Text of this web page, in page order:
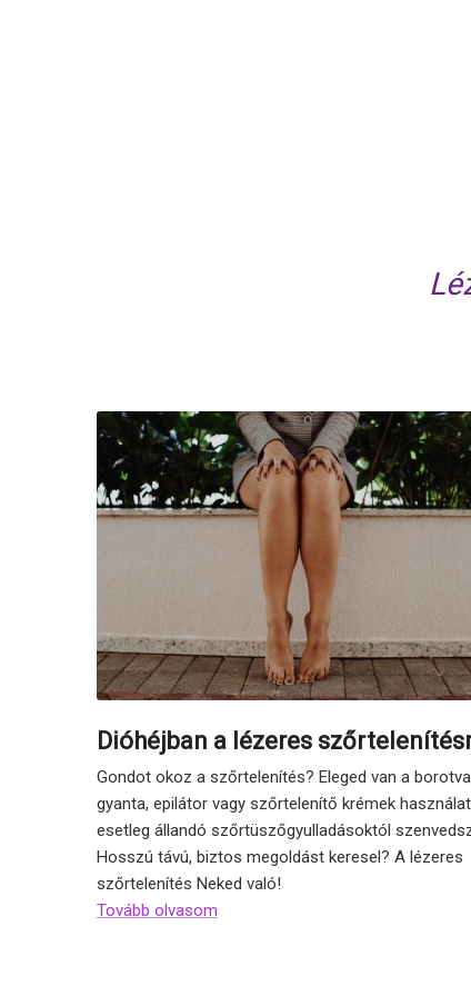
Dióhéjban a lézeres
Gondot okoz a szőrtelenítés? Eleged van a
gyanta, epilátor vagy szőrtelenítő krémek
esetleg állandó szőrtüszőgyulladásoktól
Hosszú távú, biztos megoldást keresel? A lézeres
szőrtelenítés Neked való!
Tovább olvasom